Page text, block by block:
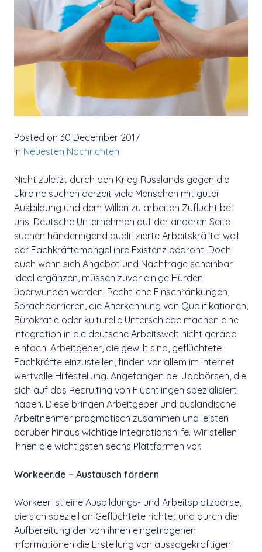
Posted on 30 December 2017
In Neuesten Nachrichten
Nicht zuletzt durch den Krieg Russlands gegen die
Ukraine suchen derzeit viele Menschen mit guter
Ausbildung und dem Willen zu arbeiten Zuflucht bei
uns. Deutsche Unternehmen auf der anderen Seite
suchen händeringend qualifizierte Arbeitskräfte, weil
der Fachkräftemangel ihre Existenz bedroht. Doch
auch wenn sich Angebot und Nachfrage scheinbar
ideal ergänzen, müssen zuvor einige Hürden
überwunden werden: Rechtliche Einschränkungen,
Sprachbarrieren, die Anerkennung von Qualifikationen,
Bürokratie oder kulturelle Unterschiede machen eine
Integration in die deutsche Arbeitswelt nicht gerade
einfach. Arbeitgeber, die gewillt sind, geflüchtete
Fachkräfte einzustellen, finden vor allem im Internet
wertvolle Hilfestellung. Angefangen bei Jobbörsen, die
sich auf das Recruiting von Flüchtlingen spezialisiert
haben. Diese bringen Arbeitgeber und ausländische
Arbeitnehmer pragmatisch zusammen und leisten
darüber hinaus wichtige Integrationshilfe. Wir stellen
Ihnen die wichtigsten sechs Plattformen vor.
Workeer.de – Austausch fördern
Workeer ist eine Ausbildungs- und Arbeitsplatzbörse,
die sich speziell an Geflüchtete richtet und durch die
Aufbereitung der von ihnen eingetragenen
Informationen die Erstellung von aussagekräftigen